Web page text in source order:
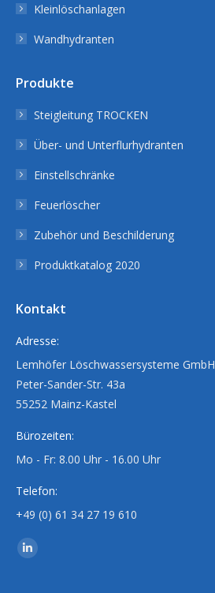
Kleinlöschanlagen
Wandhydranten
Produkte
Steigleitung TROCKEN
Über- und Unterflurhydranten
Einstellschränke
Feuerlöscher
Zubehör und Beschilderung
Produktkatalog 2020
Kontakt
Adresse:
Lemhöfer Löschwassersysteme GmbH
Peter-Sander-Str. 43a
55252 Mainz-Kastel
Bürozeiten:
Mo - Fr: 8.00 Uhr - 16.00 Uhr
Telefon:
+49 (0) 61 34 27 19 610
Finden Sie uns auf:
Linkedin